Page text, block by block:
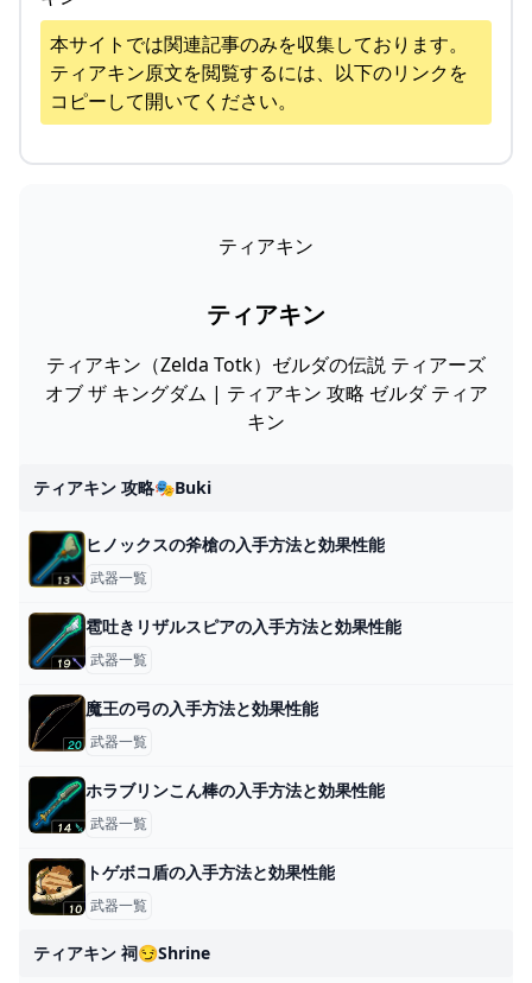
本サイトでは関連記事のみを収集しております。
ティアキン原文を閲覧するには、以下のリンクを
コピーして開いてください。
ティアキン
ティアキン
ティアキン（Zelda Totk）ゼルダの伝説 ティアーズ
オブ ザ キングダム | ティアキン 攻略 ゼルダ ティア
キン
ティアキン 攻略🎭buki
ヒノックスの斧槍の入手方法と効果性能
武器一覧
雹吐きリザルスピアの入手方法と効果性能
武器一覧
魔王の弓の入手方法と効果性能
武器一覧
ホラブリンこん棒の入手方法と効果性能
武器一覧
トゲボコ盾の入手方法と効果性能
武器一覧
ティアキン 祠😏shrine